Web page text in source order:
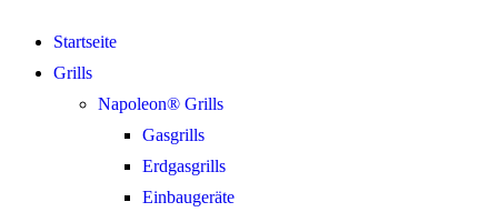
Startseite
Grills
Napoleon® Grills
Gasgrills
Erdgasgrills
Einbaugeräte